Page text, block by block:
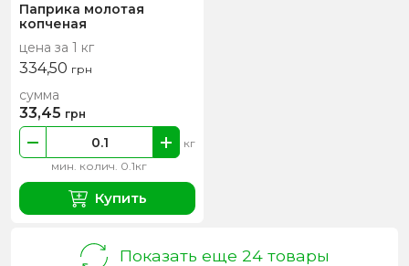
Паприка молотая
копченая
цена за 1 кг
334,50 грн
мин. колич. 0.1кг
кг
сумма
33,45 грн
Купить
Показать еще 24 товары